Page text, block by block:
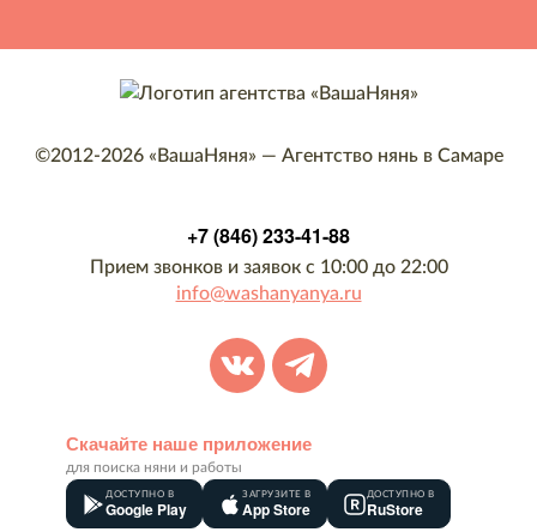
©2012-2026 «ВашаНяня» — Агентство нянь в Самаре
+7 (846) 233-41-88
Прием звонков и заявок с 10:00 до 22:00
info@washanyanya.ru
Скачайте наше приложение
для поиска няни и работы
ДОСТУПНО В
Google Play
ЗАГРУЗИТЕ В
App Store
ДОСТУПНО В
RuStore